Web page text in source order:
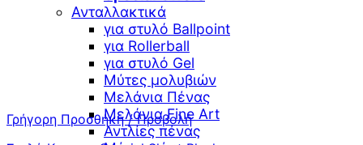
Ανταλλακτικά
για στυλό Ballpoint
για Rollerball
για στυλό Gel
Μύτες μολυβιών
Μελάνια Πένας
Μελάνια Fine Art
Αντλίες πένας
Γρήγορη Προσθήκη / Προβολή